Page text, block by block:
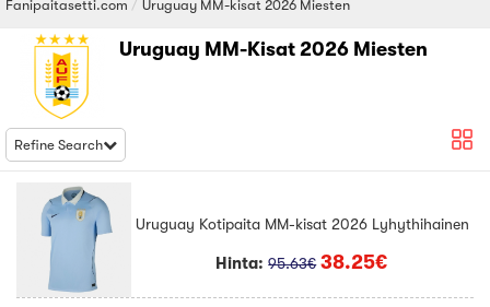
Fanipaitasetti.com Uruguay MM-kisat 2026 Miesten
Uruguay MM-Kisat 2026 Miesten
Refine Search
Uruguay Kotipaita MM-kisat 2026 Lyhythihainen
Hinta:95.63€ 38.25€